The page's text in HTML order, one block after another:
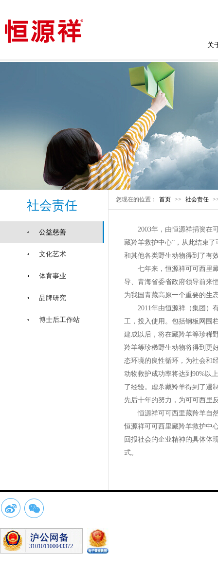
关
社会责任
公益慈善
文化艺术
体育事业
品牌研究
博士后工作站
您现在的位置： 首页 >> 社会责任
2003年，由恒源祥捐资在可
藏羚羊救护中心”，从此结束
和其他各类野生动物得到了有
七年来，恒源祥可可西里藏
导、青海省委省政府领导前来
为我国青藏高原一个重要的生
2011年由恒源祥（集团）有
工，投入使用。包括钢板网围
建成以后，将在藏羚羊等珍稀
羚羊等珍稀野生动物将得到更
态环境的良性循环，为社会和
动物救护成功率将达到90%以
了经验。虐杀藏羚羊得到了遏
先后十年的努力，为可可西里
恒源祥可可西里藏羚羊自然
恒源祥可可西里藏羚羊救护中
回报社会的企业精神的具体体
式。
310101100043372